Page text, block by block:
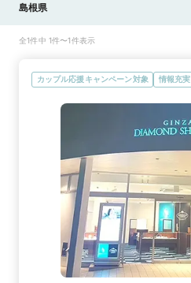
島根県
全1件中 1件〜1件表示
カップル応援キャンペーン対象 情報充実